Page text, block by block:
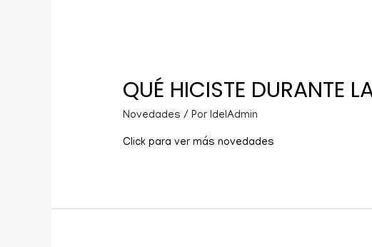
QUÉ HICISTE DURANTE
Novedades / PorIdelAdmin
Click para ver más novedades